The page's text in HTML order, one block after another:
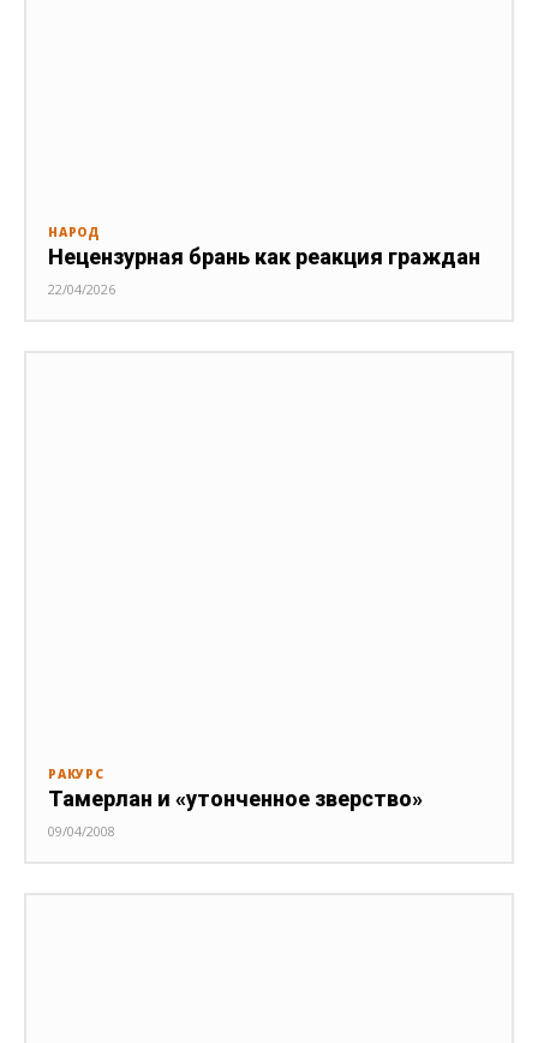
НАРОД
Нецензурная брань как реакция граждан
22/04/2026
РАКУРС
Тамерлан и «утонченное зверство»
09/04/2008